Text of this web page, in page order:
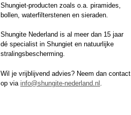
Shungiet-producten zoals o.a. piramides,
bollen, waterfilterstenen en sieraden.
Shungite Nederland is al meer dan 15 jaar
dé specialist in Shungiet en natuurlijke
stralingsbescherming.
Wil je vrijblijvend advies? Neem dan contact
op via info@shungite-nederland.nl